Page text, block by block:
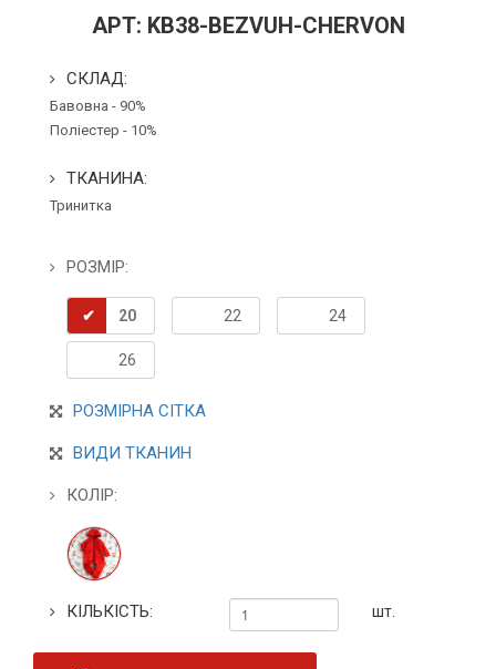
АРТ: KB38-BEZVUH-CHERVON
СКЛАД:
Бавовна - 90%
Поліестер - 10%
ТКАНИНА:
Тринитка
РОЗМІР:
20 22 24
26
РОЗМІРНА СІТКА
ВИДИ ТКАНИН
КОЛІР:
КІЛЬКІСТЬ: шт.